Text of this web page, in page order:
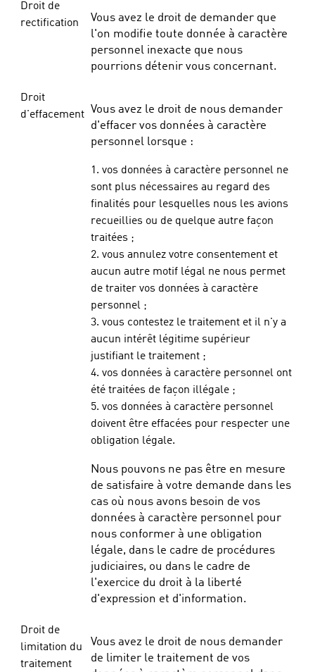
Droit de
rectification
Vous avez le droit de demander que
l'on modifie toute donnée à caractère
personnel inexacte que nous
pourrions détenir vous concernant.
Droit
d'effacement Vous avez le droit de nous demander
d'effacer vos données à caractère
personnel lorsque :
1. vos données à caractère personnel ne
sont plus nécessaires au regard des
finalités pour lesquelles nous les avions
recueillies ou de quelque autre façon
traitées ;
2. vous annulez votre consentement et
aucun autre motif légal ne nous permet
de traiter vos données à caractère
personnel ;
3. vous contestez le traitement et il n'y a
aucun intérêt légitime supérieur
justifiant le traitement ;
4. vos données à caractère personnel ont
été traitées de façon illégale ;
5. vos données à caractère personnel
doivent être effacées pour respecter une
obligation légale.
Nous pouvons ne pas être en mesure
de satisfaire à votre demande dans les
cas où nous avons besoin de vos
données à caractère personnel pour
nous conformer à une obligation
légale, dans le cadre de procédures
judiciaires, ou dans le cadre de
l'exercice du droit à la liberté
d'expression et d'information.
Droit de
limitation du
traitement
Vous avez le droit de nous demander
de limiter le traitement de vos